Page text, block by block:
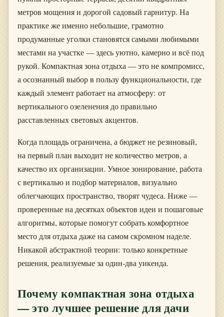
метров мощения и дорогой садовый гарнитур. На
практике же именно небольшие, грамотно
продуманные уголки становятся самыми любимыми
местами на участке — здесь уютно, камерно и всё под
рукой. Компактная зона отдыха — это не компромисс,
а осознанный выбор в пользу функциональности, где
каждый элемент работает на атмосферу: от
вертикального озеленения до правильно
расставленных световых акцентов.
Когда площадь ограничена, а бюджет не резиновый,
на первый план выходит не количество метров, а
качество их организации. Умное зонирование, работа
с вертикалью и подбор материалов, визуально
облегчающих пространство, творят чудеса. Ниже —
проверенные на десятках объектов идеи и пошаговые
алгоритмы, которые помогут собрать комфортное
место для отдыха даже на самом скромном наделе.
Никакой абстрактной теории: только конкретные
решения, реализуемые за один-два уикенда.
Почему компактная зона отдыха
— это лучшее решение для дачи